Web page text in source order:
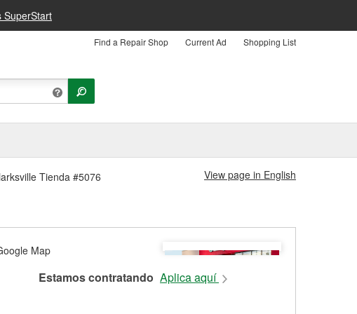
SuperStart
Find a Repair Shop Current Ad Shopping List
Tienda #5076 View page in English
Estamos contratando Aplica aquí